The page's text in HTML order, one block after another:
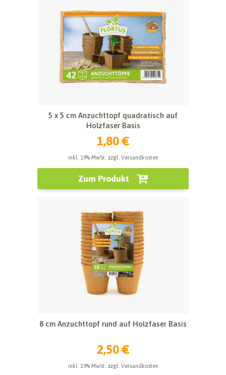
5 x 5 cm Anzuchttopf quadratisch auf
Holzfaser Basis
1,80 €
inkl. 19% MwSt. zzgl. Versandkosten
Zum Produkt
8 cm Anzuchttopf rund auf Holzfaser Basis
2,50 €
inkl. 19% MwSt. zzgl. Versandkosten